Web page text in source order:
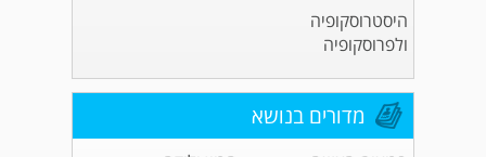
היסטרוסקופיה
ולפרוסקופיה
מדורים בנושא